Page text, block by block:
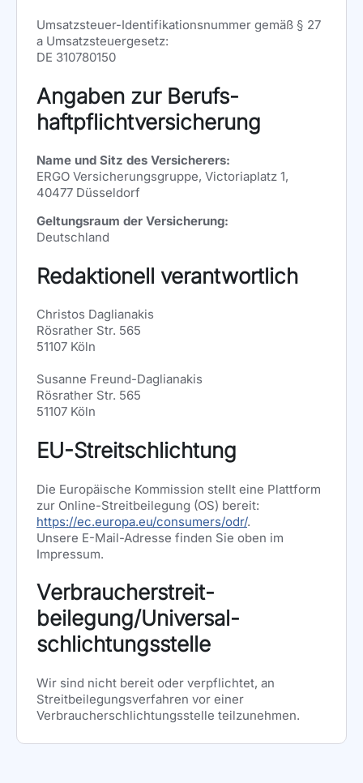
Umsatzsteuer-Identifikationsnummer gemäß § 27
a Umsatzsteuergesetz:
DE 310780150
Angaben zur Berufs­
haftpflicht­versicherung
Name und Sitz des Versicherers:
ERGO Versicherungsgruppe, Victoriaplatz 1,
40477 Düsseldorf
Geltungsraum der Versicherung:
Deutschland
Redaktionell verantwortlich
Christos Daglianakis
Rösrather Str. 565
51107 Köln
Susanne Freund-Daglianakis
Rösrather Str. 565
51107 Köln
EU-Streitschlichtung
Die Europäische Kommission stellt eine Plattform
zur Online-Streitbeilegung (OS) bereit:
https://ec.europa.eu/consumers/odr/.
Unsere E-Mail-Adresse finden Sie oben im
Impressum.
Verbraucher­streit­
beilegung/Universal­
schlichtungs­stelle
Wir sind nicht bereit oder verpflichtet, an
Streitbeilegungsverfahren vor einer
Verbraucherschlichtungsstelle teilzunehmen.